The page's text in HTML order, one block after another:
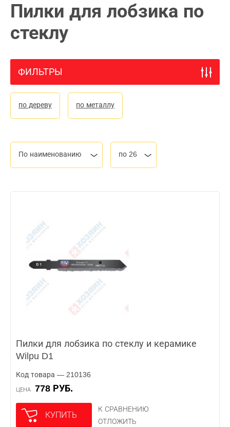
Пилки для лобзика по
стеклу
ФИЛЬТРЫ
по дереву по металлу
По наименованию по 26
Пилки для лобзика по стеклу и керамике
Wilpu D1
Код товара — 210136
ЦЕНА 778 РУБ.
КУПИТЬ
К СРАВНЕНИЮ
ОТЛОЖИТЬ